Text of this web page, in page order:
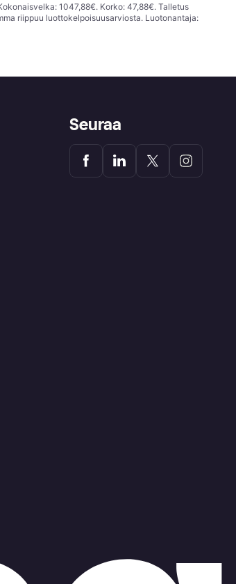
1047,88€. Korko: 47,88€. Talletus
riippuu luottokelpoisuusarviosta. Luotonantaja:
Seuraa